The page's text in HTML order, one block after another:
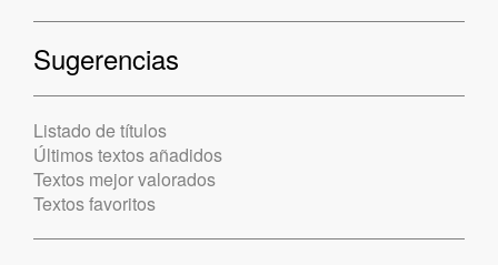
Sugerencias
Listado de títulos
Últimos textos añadidos
Textos mejor valorados
Textos favoritos